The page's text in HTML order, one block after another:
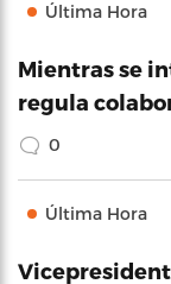
Última Hora
Mientras se
regula
0
Última Hora